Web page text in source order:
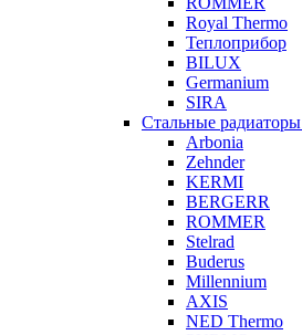
Royal Thermo
Теплоприбор
BILUX
Germanium
SIRA
Стальные радиаторы
Arbonia
Zehnder
KERMI
BERGERR
ROMMER
Stelrad
Buderus
Millennium
AXIS
NED Thermo